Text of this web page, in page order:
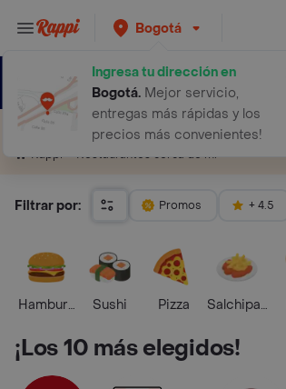
Bogotá
Ingresa tu dirección en
Bogotá. Mejor servicio,
entregas más rápidas y los
precios más convenientes!
Restaurantes cerca de mí
Rappi Restaurantes cerca de mí
Filtrar por: Promos + 4.5
HamburguesaSushi Pizza Salchipapas
¡Los 10 más elegidos!